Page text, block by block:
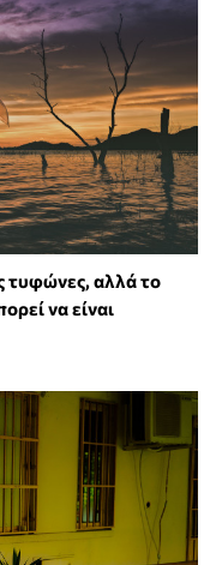
τυφώνες, αλλά το
να είναι